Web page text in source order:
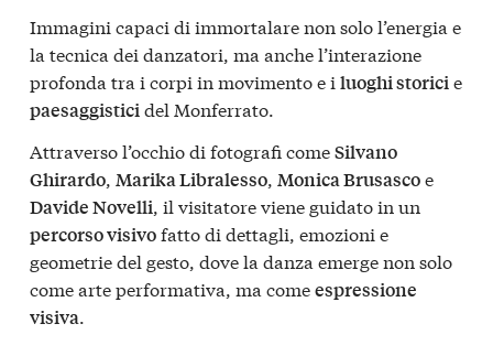
Immagini capaci di immortalare non solo l’energia e
la tecnica dei danzatori, ma anche l’interazione
profonda tra i corpi in movimento e i luoghi storicie
paesaggisticidel Monferrato.
Attraverso l’occhio di fotografi comeSilvano
Ghirardo, Marika Libralesso, Monica Brusascoe
Davide Novelli, il visitatore viene guidato in un
percorso visivofatto di dettagli, emozioni e
geometrie del gesto, dove la danza emerge non solo
come arte performativa, ma comeespressione
visiva.